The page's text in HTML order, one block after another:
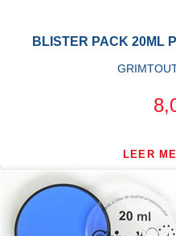
BLISTER PACK 20ML
LEER